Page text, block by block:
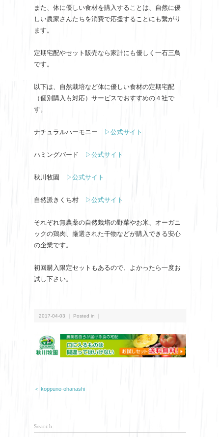
また、体に優しい食材を購入することは、自然に優
しい農家さんたちを消費で応援することにも繋がり
ます。
定期宅配やセット販売なら家計にも優しく一石三鳥
です。
以下は、自然栽培など体に優しい食材の定期宅配
（個別購入も対応）サービスでおすすめの４社で
す。
ナチュラルハーモニー ▷公式サイト
ハミングバード ▷公式サイト
秋川牧園 ▷公式サイト
自然派きくち村 ▷公式サイト
それぞれ無農薬の自然栽培の野菜やお米、オーガニ
ックの鶏肉、厳選された干物などが購入できる安心
の企業です。
初回購入限定セットもあるので、よかったら一度お
試し下さい。
2017-04-03 ｜ Posted in ｜
＜ koppuno-ohanashi
Search